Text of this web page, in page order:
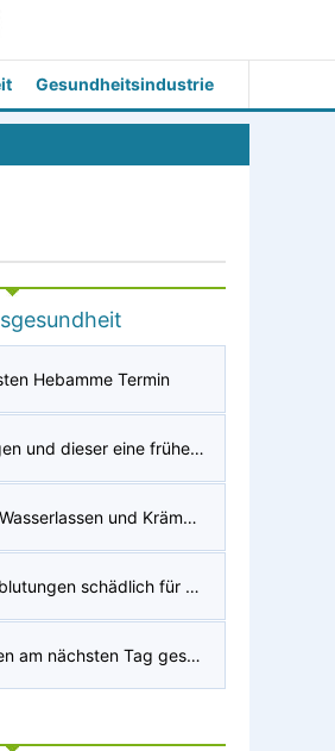
Gesundheitsindustrie
Hebamme Termin
Wenn Sie zum Arzt gingen und dieser eine frühe Ultraschalluntersuchung durchführte und sagte:„Wären Sie in der 5. Woche und 3 Tagen schwanger?“
Wenn ich übermäßiges Wasserlassen und Krämpfe im Unterbauch habe, sollte die Periode schon begonnen haben, sollte ich dann einen Schwangerschaftstest machen?
Sind verdickte Schmierblutungen schädlich für eine Schwangerschaft im ersten Trimester?
Ihr Freund und Sie hatten am nächsten Tag geschützten Sex und bekamen das Gefühl, dass Sie schwanger sind?